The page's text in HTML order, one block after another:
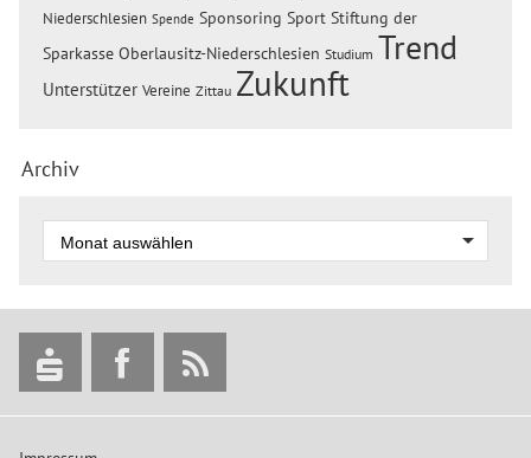
Niederschlesien Spende Sponsoring Sport Stiftung der
Sparkasse Oberlausitz-Niederschlesien Studium Trend
Unterstützer Vereine Zittau Zukunft
Archiv